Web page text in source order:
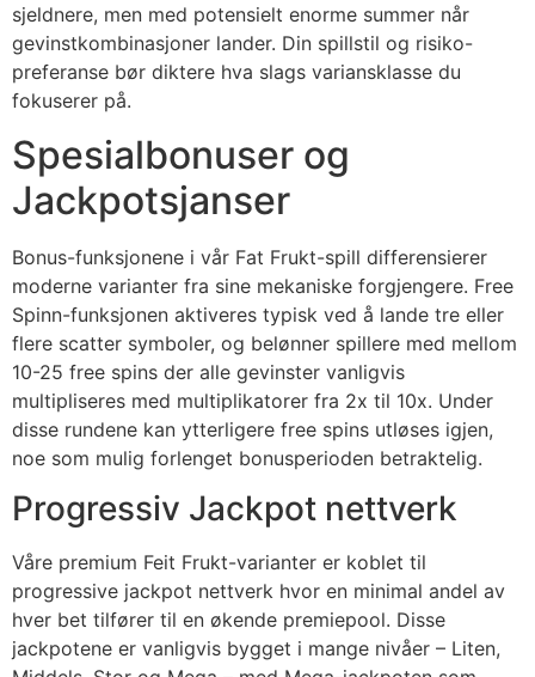
sjeldnere, men med potensielt enorme summer når
gevinstkombinasjoner lander. Din spillstil og risiko-
preferanse bør diktere hva slags variansklasse du
fokuserer på.
Spesialbonuser og
Jackpotsjanser
Bonus-funksjonene i vår Fat Frukt-spill differensierer
moderne varianter fra sine mekaniske forgjengere. Free
Spinn-funksjonen aktiveres typisk ved å lande tre eller
flere scatter symboler, og belønner spillere med mellom
10-25 free spins der alle gevinster vanligvis
multipliseres med multiplikatorer fra 2x til 10x. Under
disse rundene kan ytterligere free spins utløses igjen,
noe som mulig forlenget bonusperioden betraktelig.
Progressiv Jackpot nettverk
Våre premium Feit Frukt-varianter er koblet til
progressive jackpot nettverk hvor en minimal andel av
hver bet tilfører til en økende premiepool. Disse
jackpotene er vanligvis bygget i mange nivåer – Liten,